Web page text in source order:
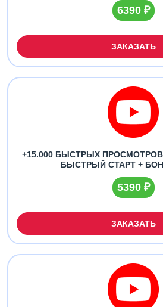
6390 ₽
ЗАКАЗАТЬ
+15.000 БЫСТРЫХ ПРОСМОТРОВ
БЫСТРЫЙ СТАРТ +
5390 ₽
ЗАКАЗАТЬ